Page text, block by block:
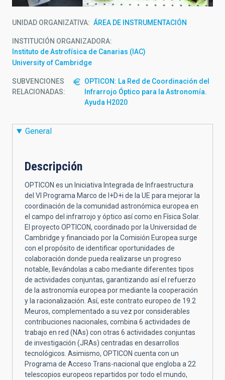
UNIDAD ORGANIZATIVA ÁREA DE INSTRUMENTACIÓN
INSTITUCIÓN ORGANIZADORA
Instituto de Astrofísica de Canarias (IAC)
University of Cambridge
SUBVENCIONES
RELACIONADAS:
OPTICON: La Red de Coordinación del
Infrarrojo Óptico para la Astronomía.
Ayuda H2020
General
Descripción
OPTICON es un Iniciativa Integrada de Infraestructura
del VI Programa Marco de I+D+i de la UE para mejorar la
coordinación de la comunidad astronómica europea en
el campo del infrarrojo y óptico así como en Física Solar.
El proyecto OPTICON, coordinado por la Universidad de
Cambridge y financiado por la Comisión Europea surge
con el propósito de identificar oportunidades de
colaboración donde pueda realizarse un progreso
notable, llevándolas a cabo mediante diferentes tipos
de actividades conjuntas, garantizando así el refuerzo
de la astronomía europea por mediante la cooperación
y la racionalización. Así, este contrato europeo de 19.2
Meuros, complementado a su vez por considerables
contribuciones nacionales, combina 6 actividades de
trabajo en red (NAs) con otras 6 actividades conjuntas
de investigación (JRAs) centradas en desarrollos
tecnológicos. Asimismo, OPTICON cuenta con un
Programa de Acceso Trans-nacional que engloba a 22
telescopios europeos repartidos por todo el mundo,